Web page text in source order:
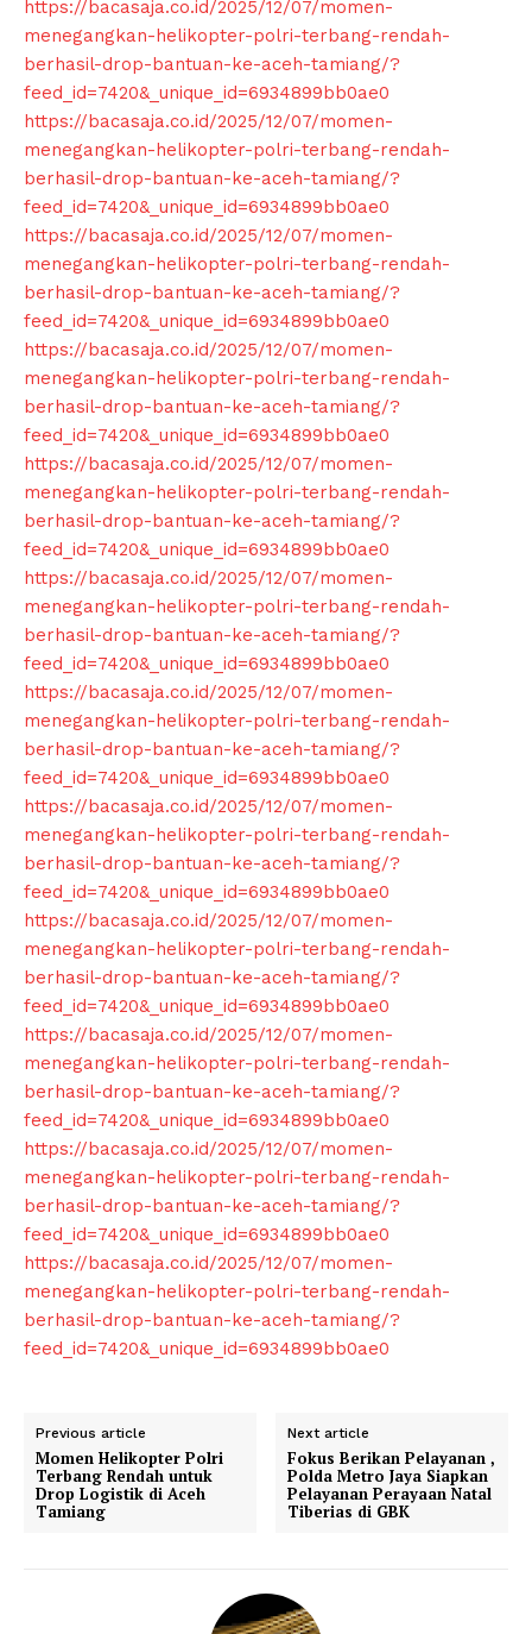
News Week
Magazine PRO
SUBSCRIBE NOW
Company
About
Contact us
Subscription Plans
My account
Klinik Gigi
Klinik Gigi Surabaya
Klinik Gigi Terdekat
Klinik Gigi terbaik
https://bacasaja.co.id/2025/12/07/momen-
menegangkan-helikopter-polri-terbang-rendah-
berhasil-drop-bantuan-ke-aceh-tamiang/?
feed_id=7420&_unique_id=6934899bb0ae0
https://bacasaja.co.id/2025/12/07/momen-
menegangkan-helikopter-polri-terbang-rendah-
berhasil-drop-bantuan-ke-aceh-tamiang/?
feed_id=7420&_unique_id=6934899bb0ae0
https://bacasaja.co.id/2025/12/07/momen-
menegangkan-helikopter-polri-terbang-rendah-
berhasil-drop-bantuan-ke-aceh-tamiang/?
feed_id=7420&_unique_id=6934899bb0ae0
https://bacasaja.co.id/2025/12/07/momen-
menegangkan-helikopter-polri-terbang-rendah-
berhasil-drop-bantuan-ke-aceh-tamiang/?
feed_id=7420&_unique_id=6934899bb0ae0
https://bacasaja.co.id/2025/12/07/momen-
menegangkan-helikopter-polri-terbang-rendah-
berhasil-drop-bantuan-ke-aceh-tamiang/?
feed_id=7420&_unique_id=6934899bb0ae0
https://bacasaja.co.id/2025/12/07/momen-
menegangkan-helikopter-polri-terbang-rendah-
berhasil-drop-bantuan-ke-aceh-tamiang/?
feed_id=7420&_unique_id=6934899bb0ae0
https://bacasaja.co.id/2025/12/07/momen-
menegangkan-helikopter-polri-terbang-rendah-
berhasil-drop-bantuan-ke-aceh-tamiang/?
feed_id=7420&_unique_id=6934899bb0ae0
https://bacasaja.co.id/2025/12/07/momen-
menegangkan-helikopter-polri-terbang-rendah-
berhasil-drop-bantuan-ke-aceh-tamiang/?
feed_id=7420&_unique_id=6934899bb0ae0
https://bacasaja.co.id/2025/12/07/momen-
menegangkan-helikopter-polri-terbang-rendah-
berhasil-drop-bantuan-ke-aceh-tamiang/?
feed_id=7420&_unique_id=6934899bb0ae0
https://bacasaja.co.id/2025/12/07/momen-
menegangkan-helikopter-polri-terbang-rendah-
berhasil-drop-bantuan-ke-aceh-tamiang/?
feed_id=7420&_unique_id=6934899bb0ae0
https://bacasaja.co.id/2025/12/07/momen-
menegangkan-helikopter-polri-terbang-rendah-
berhasil-drop-bantuan-ke-aceh-tamiang/?
feed_id=7420&_unique_id=6934899bb0ae0
https://bacasaja.co.id/2025/12/07/momen-
menegangkan-helikopter-polri-terbang-rendah-
berhasil-drop-bantuan-ke-aceh-tamiang/?
feed_id=7420&_unique_id=6934899bb0ae0
Previous article
Momen Helikopter Polri
Terbang Rendah untuk
Drop Logistik di Aceh
Tamiang
Next article
Fokus Berikan Pelayanan ,
Polda Metro Jaya Siapkan
Pelayanan Perayaan Natal
Tiberias di GBK